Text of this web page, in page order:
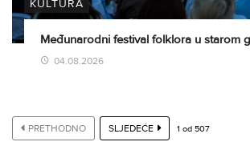
KULTURA
Međunarodni festival folklora u starom
04.08.2026
PRETHODNO SLJEDEĆE 1 od 507